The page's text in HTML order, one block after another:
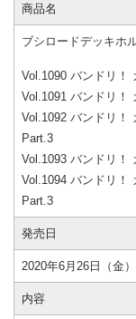
商品名
ブシロードデッキホ
Vol.1090 バンドリ！
Vol.1091 バンドリ！
Vol.1092 バンドリ！
Part.3
Vol.1093 バンドリ！
Vol.1094 バンドリ！
Part.3
発売日
2020年6月26日（金
内容